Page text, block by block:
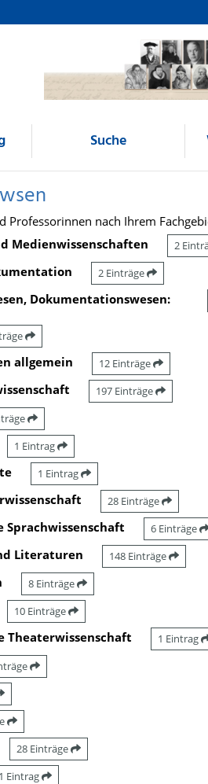
Suche
Professorinnen nach Ihrem
Medienwissenschaften
2
2 Einträge
Dokumentationswesen:
allgemein 12 Einträge
197 Einträge
1 Eintrag
1 Eintrag
28 Einträge
Sprachwissenschaft 6 Einträge
Literaturen 148 Einträge
8 Einträge
10 Einträge
Theaterwissenschaft 1 Eintrag
28 Einträge
1 Eintrag